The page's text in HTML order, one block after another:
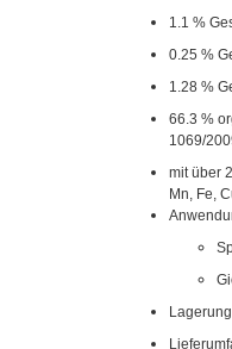
1.1 %
0.25 %
1.28 %
66.3 %
1069/
mit über
Mn, Fe,